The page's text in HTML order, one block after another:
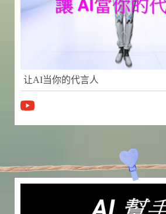
让AI当你的代言人